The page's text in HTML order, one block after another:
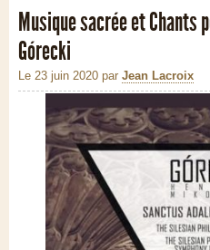
Musique sacrée et Chants
Górecki
Le 23 juin 2020 par Jean Lacroix